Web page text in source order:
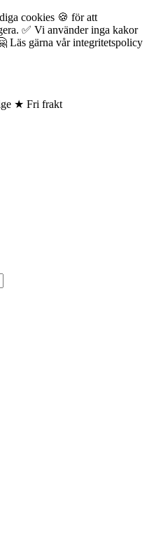
cookies 🍪 för att
✅ Vi använder inga kakor
Läs gärna vår integritetspolicy
★ Fri frakt